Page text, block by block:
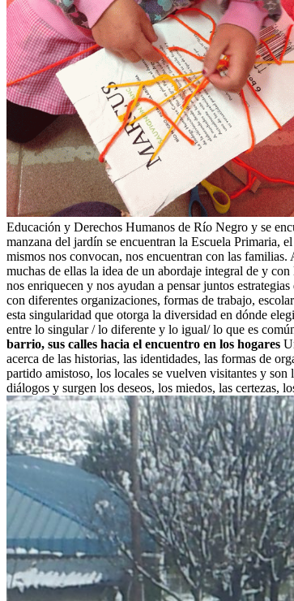
Educación y Derechos Humanos de Río Negro y se
manzana del jardín se encuentran la Escuela Primaria,
mismos nos convocan, nos encuentran con las
muchas de ellas la idea de un abordaje integral de y
nos enriquecen y nos ayudan a pensar juntos
con diferentes organizaciones, formas de trabajo,
esta singularidad que otorga la diversidad en dónde
entre lo singular / lo diferente y lo igual/ lo que es
barrio, sus calles hacia el encuentro en los hogares
acerca de las historias, las identidades, las formas de
partido amistoso, los locales se vuelven visitantes y
diálogos y surgen los deseos, los miedos, las certezas,